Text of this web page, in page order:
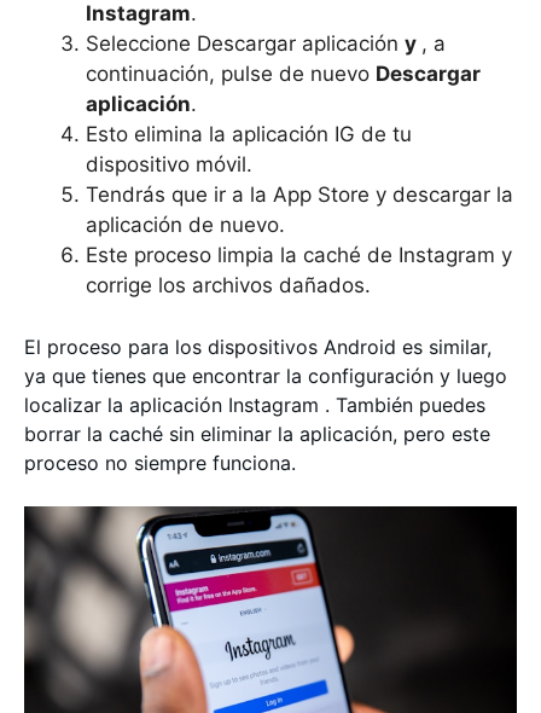
Instagram.
Seleccione Descargar aplicación y , a
continuación, pulse de nuevo Descargar
aplicación.
Esto elimina la aplicación IG de tu
dispositivo móvil.
Tendrás que ir a la App Store y descargar la
aplicación de nuevo.
Este proceso limpia la caché de Instagram y
corrige los archivos dañados.
El proceso para los dispositivos Android es similar,
ya que tienes que encontrar la configuración y luego
localizar la aplicación Instagram . También puedes
borrar la caché sin eliminar la aplicación, pero este
proceso no siempre funciona.